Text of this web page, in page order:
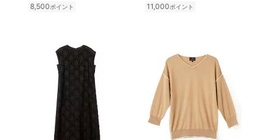
8,500ポイント
11,000ポイント